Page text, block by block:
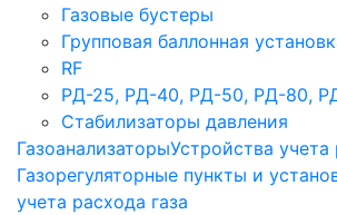
Газовые бустеры
Групповая баллонная
RF
РД-25, РД-40, РД-50, РД-80,
Стабилизаторы давления
ГазоанализаторыУстройства учета
Газорегуляторные пункты и
учета расхода газа